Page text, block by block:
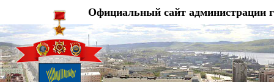
Официальный сайт администрации